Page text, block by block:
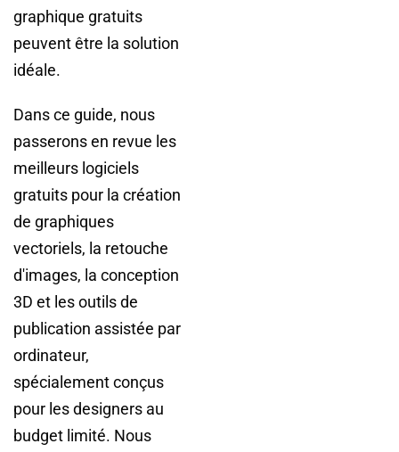
graphique gratuits
peuvent être la solution
idéale.
Dans ce guide, nous
passerons en revue les
meilleurs logiciels
gratuits pour la création
de graphiques
vectoriels, la retouche
d'images, la conception
3D et les outils de
publication assistée par
ordinateur,
spécialement conçus
pour les designers au
budget limité. Nous